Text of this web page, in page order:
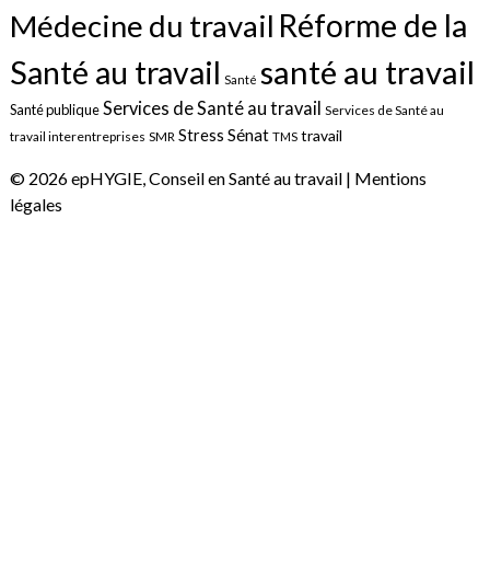
Médecine du travail Réforme de la
Santé au travail Santé santé au travail
Santé publiqueServices de Santé au travail Services de Santé au
travail interentreprises SMR Stress Sénat TMS travail
© 2026 epHYGIE, Conseil en Santé au travail | Mentions
légales